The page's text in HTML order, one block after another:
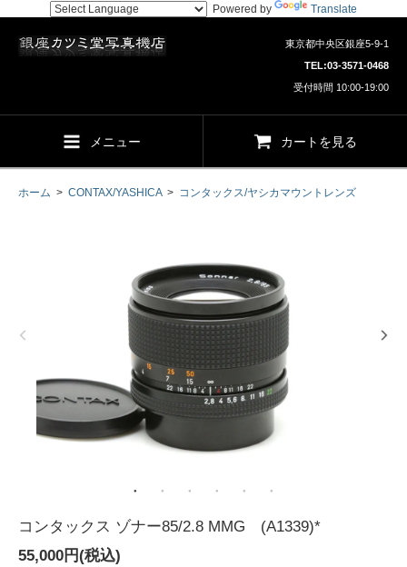
Powered by Translate
東京都中央区銀座5-9-1
TEL:03-3571-0468
受付時間 10:00-19:00
メニュー カートを見る
ホーム > CONTAX/YASHICA> コンタックス/ヤシカマウントレンズ
コンタックス ゾナー85/2.8 MMG (A1339)*
55,000円(税込)